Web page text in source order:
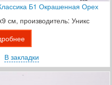
Б1 Окрашенная Орех
см, производитель: Уникс
В закладки